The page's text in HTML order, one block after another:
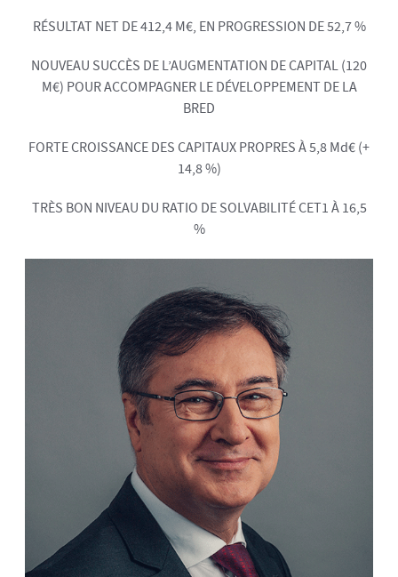
RÉSULTAT NET DE 412,4 M€, EN PROGRESSION DE 52,7 %
NOUVEAU SUCCÈS DE L’AUGMENTATION DE CAPITAL (120
M€) POUR ACCOMPAGNER LE DÉVELOPPEMENT DE LA
BRED
FORTE CROISSANCE DES CAPITAUX PROPRES À 5,8 Md€ (+
14,8 %)
TRÈS BON NIVEAU DU RATIO DE SOLVABILITÉ CET1 À 16,5
%